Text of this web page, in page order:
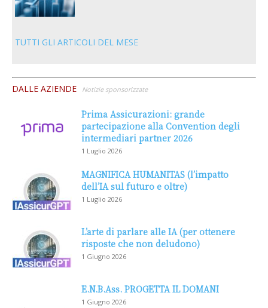
TUTTI GLI ARTICOLI DEL MESE
DALLE AZIENDE Notizie sponsorizzate
Prima Assicurazioni: grande
partecipazione alla Convention degli
intermediari partner 2026
1 Luglio 2026
MAGNIFICA HUMANITAS (l’impatto
dell’IA sul futuro e oltre)
1 Luglio 2026
L’arte di parlare alle IA (per ottenere
risposte che non deludono)
1 Giugno 2026
E.N.B.Ass. PROGETTA IL DOMANI
1 Giugno 2026